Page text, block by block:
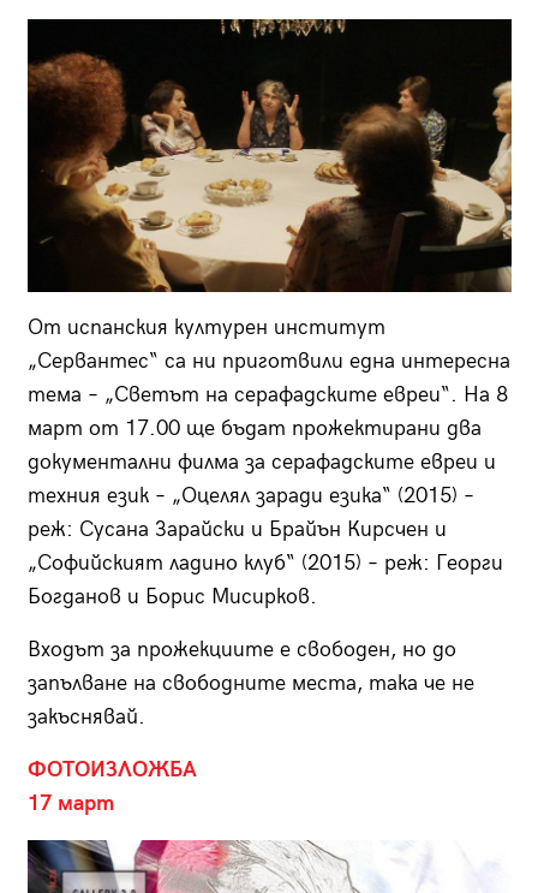
От испанския културен институт
„Сервантес“ са ни приготвили една интересна
тема – „Светът на серафадските евреи“. На 8
март от 17.00 ще бъдат прожектирани два
документални филма за серафадските евреи и
техния език – „Оцелял заради езика“ (2015) –
реж: Сусана Зарайски и Брайън Кирсчен и
„Софийският ладино клуб“ (2015) – реж: Георги
Богданов и Борис Мисирков.
Входът за прожекциите е свободен, но до
запълване на свободните места, така че не
закъснявай.
ФОТОИЗЛОЖБА
17 март